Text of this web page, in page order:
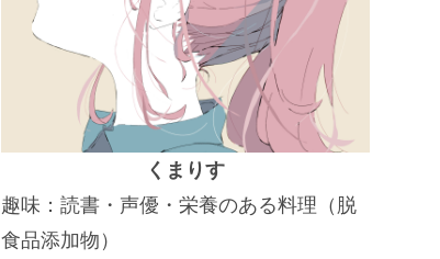
くまりす
趣味：読書・声優・栄養のある料理（脱
食品添加物）